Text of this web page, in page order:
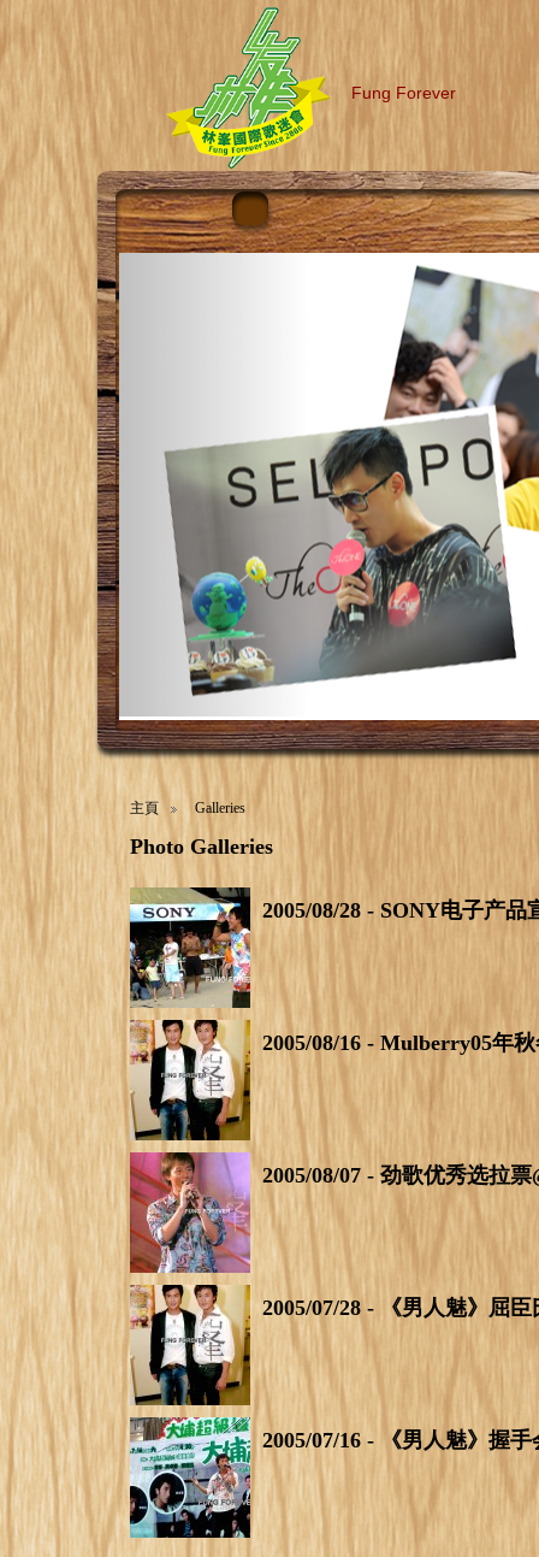
Fung Forever
主頁 Galleries
Photo Galleries
2005/08/28 - SONY电子产
2005/08/16 - Mulberry05年
2005/08/07 - 劲歌优秀选拉
2005/07/28 - 《男人魅》屈
2005/07/16 - 《男人魅》握